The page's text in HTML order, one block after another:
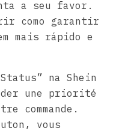
a seu favor.
como garantir
mais rápido e
na Shein
une priorité
commande.
vous